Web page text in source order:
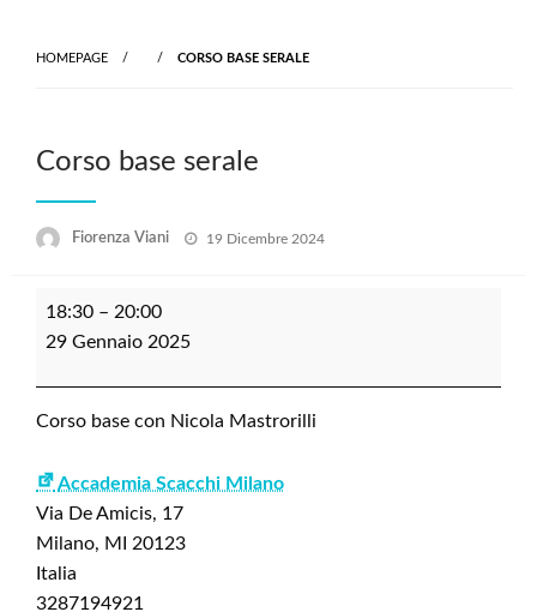
HOMEPAGE CORSO BASE SERALE
Corso base serale
Fiorenza Viani
Posted
19 Dicembre 2024
Corso
base
18:30 – 20:00
29 Gennaio 2025
Corso base con Nicola Mastrorilli
Accademia Scacchi Milano
Via De Amicis, 17
Milano, MI
20123
Italia
3287194921